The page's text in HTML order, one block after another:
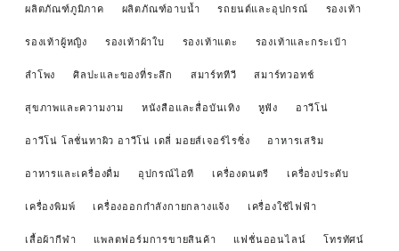
ผลิตภัณฑ์ภูมิภาค ผลิตภัณฑ์อาบน้ำ รถยนต์และอุปกรณ์ รองเท้า
รองเท้าผู้หญิง รองเท้าผ้าใบ รองเท้าแตะ รองเท้าและกระเป๋า
ลำโพง ศิลปะและของที่ระลึก สมาร์ททีวี สมาร์ทวอทช์
สุขภาพและความงาม หนังสือและสื่อบันเทิง หูฟัง อาวีโน่
อาวีโน่ โลชั่นทาผิว อาวีโน่ เดลี่ มอยส์เจอร์ไรซิ่ง อาหารเสริม
อาหารและเครื่องดื่ม อุปกรณ์ไอที เครื่องดนตรี เครื่องประดับ
เครื่องพิมพ์ เครื่องออกกำลังกายกลางแจ้ง เครื่องใช้ไฟฟ้า
เสื้อผ้ากีฬา แพลตฟอร์มการขายสินค้า แฟชั่นออนไลน์ โทรทัศน์